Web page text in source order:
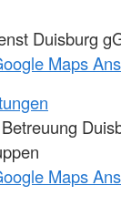
Duisburg
Maps
Maps